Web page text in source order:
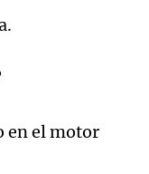
en el motor